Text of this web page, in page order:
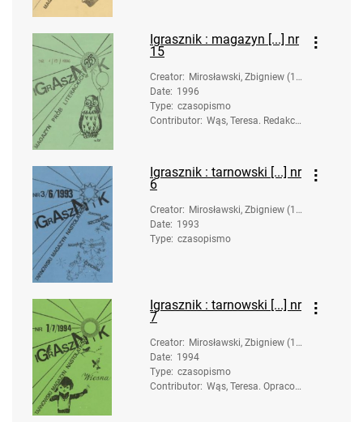
Igrasznik : magazyn [...] nr
15
Creator: Mirosławski, Zbigniew (19
58-). Opracowanie
Date: 1996
Type: czasopismo
Contributor: Wąs, Teresa. Redakcj
Igrasznik : tarnowski [...] nr
6
Creator: Mirosławski, Zbigniew (19
58-). Opracowanie
Date: 1993
Type: czasopismo
Igrasznik : tarnowski [...] nr
7
Creator: Mirosławski, Zbigniew (19
58-). Opracowanie
Date: 1994
Type: czasopismo
Contributor: Wąs, Teresa. Opracow